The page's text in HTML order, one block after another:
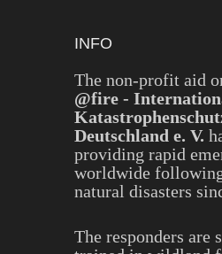
INFO
The non-profit aid
@fire -
Deutschland e. V.
providing rapid
worldwide
natural disasters
The responders are